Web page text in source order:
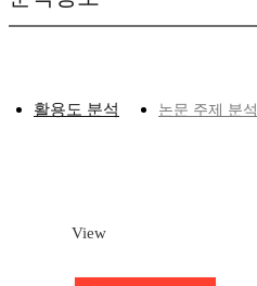
활용도 분석 논문 주제 분석
View